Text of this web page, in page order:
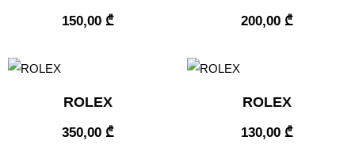
150,00 ₾ 200,00 ₾
ROLEX
350,00 ₾
ROLEX
130,00 ₾